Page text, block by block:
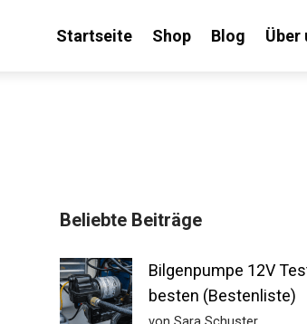
Startseite Shop Blog Über
Beliebte Beiträge
Bilgenpumpe 12V Test:
besten (Bestenliste)